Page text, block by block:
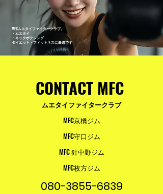
MFCムエタイファイタークラブ。
・ムエタイ
・キックボクシング
ダイエット・フィットネスに最適です
CONTACT MFC
ムエタイファイタークラブ
MFC京橋ジム
MFC守口ジム
MFC 針中野ジム
MFC枚方ジム
080-3855-6839